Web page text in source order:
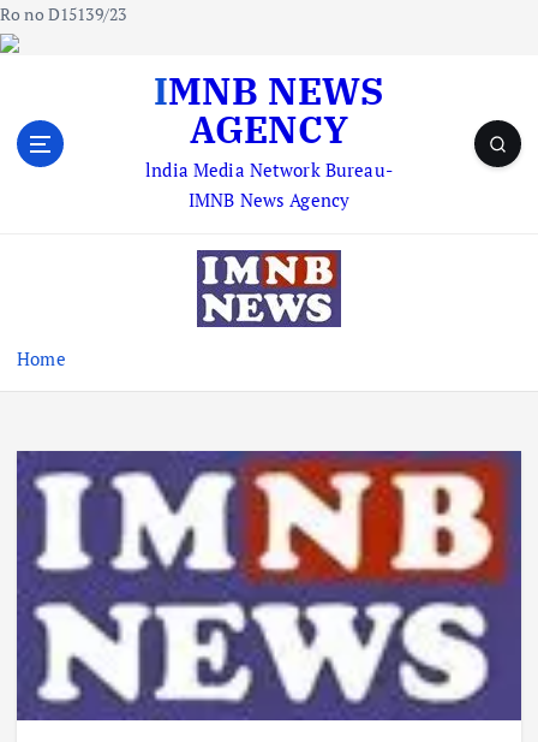
Ro no D15139/23
IMNB NEWS
AGENCY
lndia Media Network Bureau-
IMNB News Agency
Home